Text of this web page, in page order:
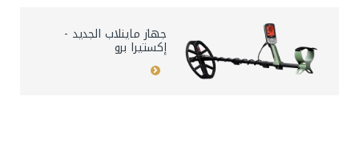
جهاز ماينلاب الجديد -
إكستيرا برو